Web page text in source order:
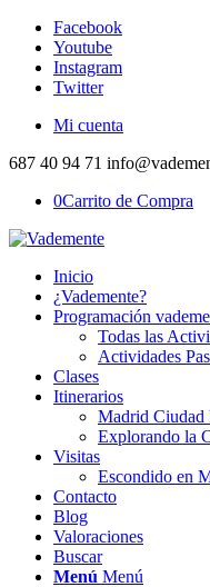
Facebook
Youtube
Instagram
Twitter
Mi cuenta
687 40 94 71
0Carrito de Compra
Inicio
¿Vademente?
Programación
Todas las
Actividades
Clases
Itinerarios
Madrid Ciudad
Explorando la
Visitas
Escondido en
Contacto
Blog
Valoraciones
Buscar
Menú Menú